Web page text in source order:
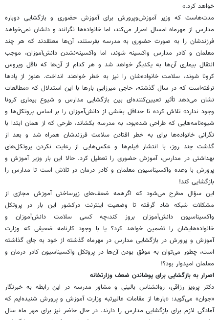
خواهد کرد.»
مدت‌هاست که وزیر آموزش‌وپرورش برای آموزش حضوری و بازگشایی دوباره
مدارس از مهرماه امسال اصرار می‌کند، اما خانواده‌ها نگرانند و دلشان نمی‌خواهد
فرزندشان را به صورت حضوری به مدرسه بفرستند، آن‌ها معتقدند که هر چند
معلمان و کادر مدارس واکسینه شوند، اما واکسینه‌نشدن دانش‌آموزان، موجب
انتقال بیماری آن‌ها به یکدیگر خواهد شد و هر کدام از آن‌ها که ناقل ویروس
کرونا شوند، سلامت خانواده‌شان را نیز به خطر خواهند انداخت. هنوز از یادها
نرفته‌است که در سال گذشته، حاجی میرزایی بارها با این استدلال که «مطالعات
نشان می‌دهد تأثیر تعیین‌کننده‌ای بین بازگشایی مدارس و شیوع بیماری کرونا
وجود ندارد» تلاش کرده تا حداقل بخشی از دانش‌آموزان را بر اساس پروتکل‌ها و
شیوه‌نامه‌هایی که طراحی شده‌بود، به مدرسه بکشاند، طرحی که از همان ابتدا با
نگرانی خانواده‌ها برای به خطر افتادن سلامت فرزندشان همراه شد و بعد از
گذشت چند روز، با انتشار فیلم‌ها و عکس‌هایی از رعایت نکردن پروتکل‌های
بهداشتی در مدارس، آموزش حضوری را تعطیل کرد. حالا این بار وزیر آموزش و
پرورش با وعده واکسیناسیون معلمان و کادر درمان در تلاش است تا مدارس را
بازگشایی کند!
این سؤال مطرح می‌شود که اگرهمه ضعف‌های زیرساختی آموزش مجازی از
مشکلات شبکه شاد گرفته تا وضعیت اینترنت درکشور این بار در پروتکل
واکسیناسیون دانش‌آموزان بروز کند،چه کسی سلامت دانش‌آموزان و
خانواده‌هایشان را تضمین خواهد کرد؟ یا با وجود کارنامه ضعیفی که وزارت
آموزش و پرورش در بازگشایی مدارس در مهرماه گذشته از خود به جای گذاشته
است، چطور می‌توان به موفق بودن آن‌ها در پروتکل واکسیناسیون کادر درمان و
معلمان امیدوار بود؟!
اصرار به بازگشایی برای پوشاندن ضعف وزارتخانه
دکتر پرویز رزاقی، روانشناس بالینی و مشاور مدرسه در این رابطه به خبرنگار
«جوان» می‌گوید: «بارها از مقامات عالیرتبه وزارت آموزش و پرورش شنیده‌ایم که
آمادگی لازم برای بازگشایی مدارس را دارند. در حال حاضر نیز برای مهر ماه سال